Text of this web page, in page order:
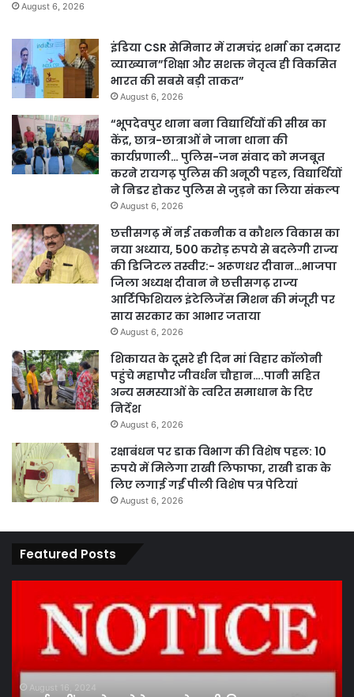
August 6, 2026
इंडिया CSR सेमिनार में रामचंद्र शर्मा का दमदार
व्याख्यान”शिक्षा और सशक्त नेतृत्व ही विकसित
भारत की सबसे बड़ी ताकत”
August 6, 2026
“भूपदेवपुर थाना बना विद्यार्थियों की सीख का
केंद्र, छात्र-छात्राओं ने जाना थाना की
कार्यप्रणाली… पुलिस-जन संवाद को मजबूत
करने रायगढ़ पुलिस की अनूठी पहल, विद्यार्थियों
ने निडर होकर पुलिस से जुड़ने का लिया संकल्प
August 6, 2026
छत्तीसगढ़ में नई तकनीक व कौशल विकास का
नया अध्याय, 500 करोड़ रुपये से बदलेगी राज्य
की डिजिटल तस्वीर:- अरूणधर दीवान…भाजपा
जिला अध्यक्ष दीवान ने छत्तीसगढ़ राज्य
आर्टिफिशियल इंटेलिजेंस मिशन की मंजूरी पर
साय सरकार का आभार जताया
August 6, 2026
शिकायत के दूसरे ही दिन मां विहार कॉलोनी
पहुंचे महापौर जीवर्धन चौहान….पानी सहित
अन्य समस्याओं के त्वरित समाधान के दिए
निर्देश
August 6, 2026
रक्षाबंधन पर डाक विभाग की विशेष पहल: 10
रुपये में मिलेगा राखी लिफाफा, राखी डाक के
लिए लगाई गईं पीली विशेष पत्र पेटियां
August 6, 2026
Featured Posts
प्रक्रिया
तहत
पांच
August 13, 2024
पारदर्शिता एवं कानूनी प्रक्रिया के तहत पांच सदस्य